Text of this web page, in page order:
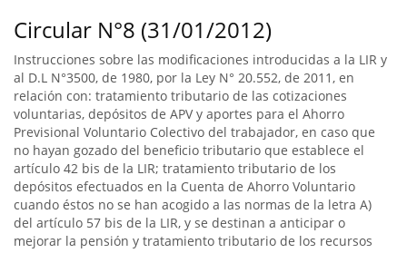
Circular N°8 (31/01/2012)
Instrucciones sobre las modificaciones introducidas a la LIR y
al D.L N°3500, de 1980, por la Ley N° 20.552, de 2011, en
relación con: tratamiento tributario de las cotizaciones
voluntarias, depósitos de APV y aportes para el Ahorro
Previsional Voluntario Colectivo del trabajador, en caso que
no hayan gozado del beneficio tributario que establece el
artículo 42 bis de la LIR; tratamiento tributario de los
depósitos efectuados en la Cuenta de Ahorro Voluntario
cuando éstos no se han acogido a las normas de la letra A)
del artículo 57 bis de la LIR, y se destinan a anticipar o
mejorar la pensión y tratamiento tributario de los recursos